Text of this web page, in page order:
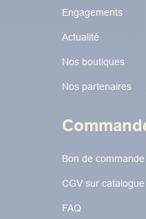
Engagements
Actualité
Nos boutiques
Nos partenaires
Bon de commande
CGV sur catalogue
FAQ